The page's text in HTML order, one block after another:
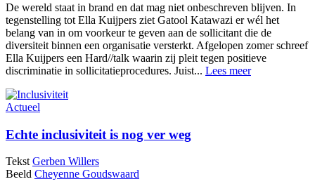
De wereld staat in brand en dat mag niet onbeschreven blijven. In
tegenstelling tot Ella Kuijpers ziet Gatool Katawazi er wél het
belang van in om voorkeur te geven aan de sollicitant die de
diversiteit binnen een organisatie versterkt. Afgelopen zomer schreef
Ella Kuijpers een Hard//talk waarin zij pleit tegen positieve
discriminatie in sollicitatieprocedures. Juist... Lees meer
Actueel
Echte inclusiviteit is nog ver weg
Tekst Gerben Willers
Beeld Cheyenne Goudswaard